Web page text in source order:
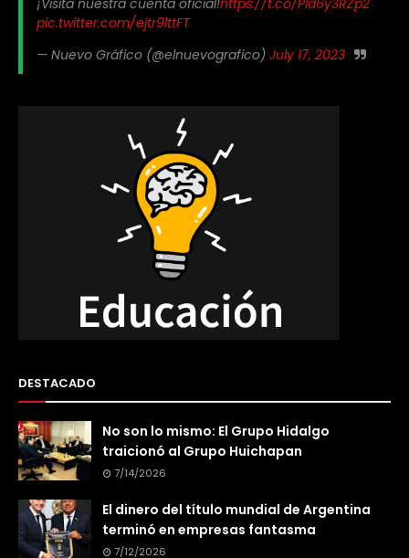
¡Visita nuestra cuenta oficial!https://t.co/PId6y3RZp2
pic.twitter.com/ejtr9lttFT
— Nuevo Gráfico (@elnuevografico) July 17, 2023
DESTACADO
No son lo mismo: El Grupo Hidalgo
traicionó al Grupo Huichapan
7/14/2026
El dinero del título mundial de Argentina
terminó en empresas fantasma
7/12/2026